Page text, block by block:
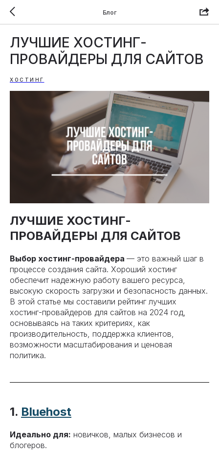
Блог
ЛУЧШИЕ ХОСТИНГ-
ПРОВАЙДЕРЫ ДЛЯ САЙТОВ
ХОСТИНГ
ЛУЧШИЕ ХОСТИНГ-
ПРОВАЙДЕРЫ ДЛЯ САЙТОВ
Выбор хостинг-провайдера — это важный шаг в
процессе создания сайта. Хороший хостинг
обеспечит надежную работу вашего ресурса,
высокую скорость загрузки и безопасность данных.
В этой статье мы составили рейтинг лучших
хостинг-провайдеров для сайтов на 2024 год,
основываясь на таких критериях, как
производительность, поддержка клиентов,
возможности масштабирования и ценовая
политика.
1. Bluehost
Идеально для: новичков, малых бизнесов и
блогеров.